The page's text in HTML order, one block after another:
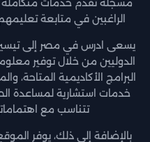
مسجلة تقدم خدمات متكاملة
الراغبين في متابعة
يسعى ادرس في مصر إلى
الدوليين من خلال توفير
البرامج الأكاديمية المتاحة،
خدمات استشارية لمساعدة
تتناسب مع
بالإضافة إلى ذلك، يوفر